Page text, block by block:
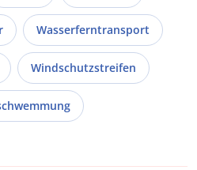
Wasserferntransport
Windschutzstreifen